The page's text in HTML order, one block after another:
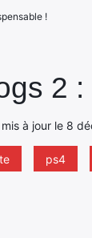
2
à jour le 8
ps4
!